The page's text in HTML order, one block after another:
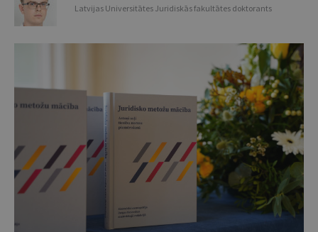
Latvijas Universitātes Juridiskās fakultātes doktorants